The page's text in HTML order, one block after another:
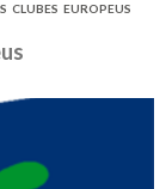
CLUBES EUROPEUS